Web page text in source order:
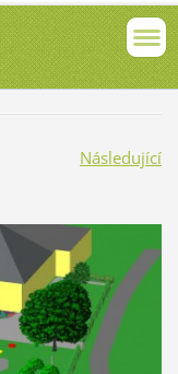
Následující